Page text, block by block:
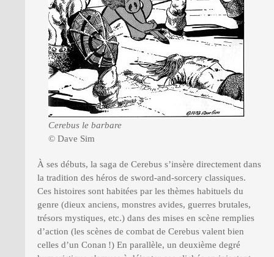
Cerebus le barbare
© Dave Sim
À ses débuts, la saga de Cerebus s’insère directement dans
la tradition des héros de sword-and-sorcery classiques.
Ces histoires sont habitées par les thèmes habituels du
genre (dieux anciens, monstres avides, guerres brutales,
trésors mystiques, etc.) dans des mises en scène remplies
d’action (les scènes de combat de Cerebus valent bien
celles d’un Conan !) En parallèle, un deuxième degré